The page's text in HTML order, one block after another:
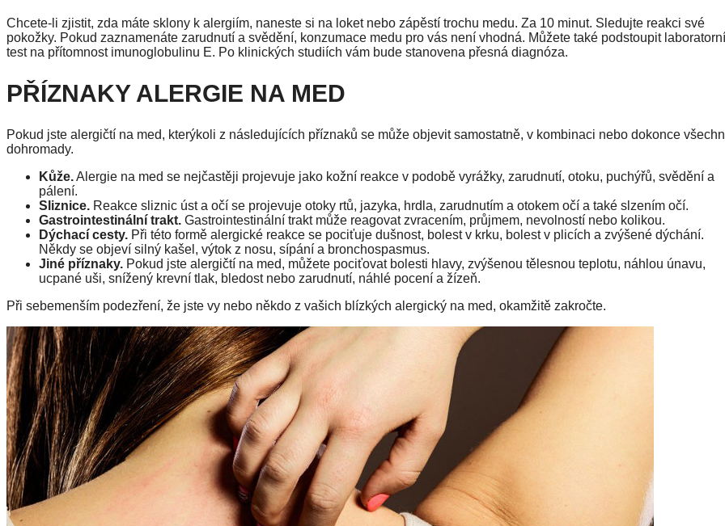
Chcete-li zjistit, zda máte sklony k alergiím, naneste si na loket nebo zápěstí trochu medu. Za 10 minut. Sledujte reakci své
pokožky. Pokud zaznamenáte zarudnutí a svědění, konzumace medu pro vás není vhodná. Můžete také podstoupit laboratorní
test na přítomnost imunoglobulinu E. Po klinických studiích vám bude stanovena přesná diagnóza.
PŘÍZNAKY ALERGIE NA MED
Pokud jste alergičtí na med, kterýkoli z následujících příznaků se může objevit samostatně, v kombinaci nebo dokonce
dohromady.
Kůže.Alergie na med se nejčastěji projevuje jako kožní reakce v podobě vyrážky, zarudnutí, otoku, puchýřů, svědění a
pálení.
Sliznice. Reakce sliznic úst a očí se projevuje otoky rtů, jazyka, hrdla, zarudnutím a otokem očí a také slzením očí.
Gastrointestinální trakt. Gastrointestinální trakt může reagovat zvracením, průjmem, nevolností nebo kolikou.
Dýchací cesty. Při této formě alergické reakce se pociťuje dušnost, bolest v krku, bolest v plicích a zvýšené dýchání.
Někdy se objeví silný kašel, výtok z nosu, sípání a bronchospasmus.
Jiné příznaky. Pokud jste alergičtí na med, můžete pociťovat bolesti hlavy, zvýšenou tělesnou teplotu, náhlou únavu,
ucpané uši, snížený krevní tlak, bledost nebo zarudnutí, náhlé pocení a žízeň.
Při sebemenším podezření, že jste vy nebo někdo z vašich blízkých alergický na med, okamžitě zakročte.